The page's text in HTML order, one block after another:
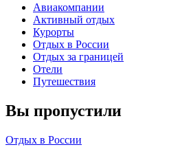
Авиакомпании
Активный отдых
Курорты
Отдых в России
Отдых за границей
Отели
Путешествия
Вы пропустили
Отдых в России